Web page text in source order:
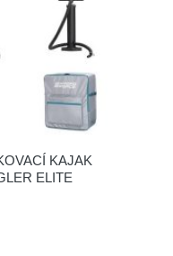
KAJAK
ELITE